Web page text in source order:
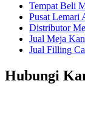
Tempat Beli
Pusat Lemari
Distributor
Jual Meja
Jual Filling
Hubungi